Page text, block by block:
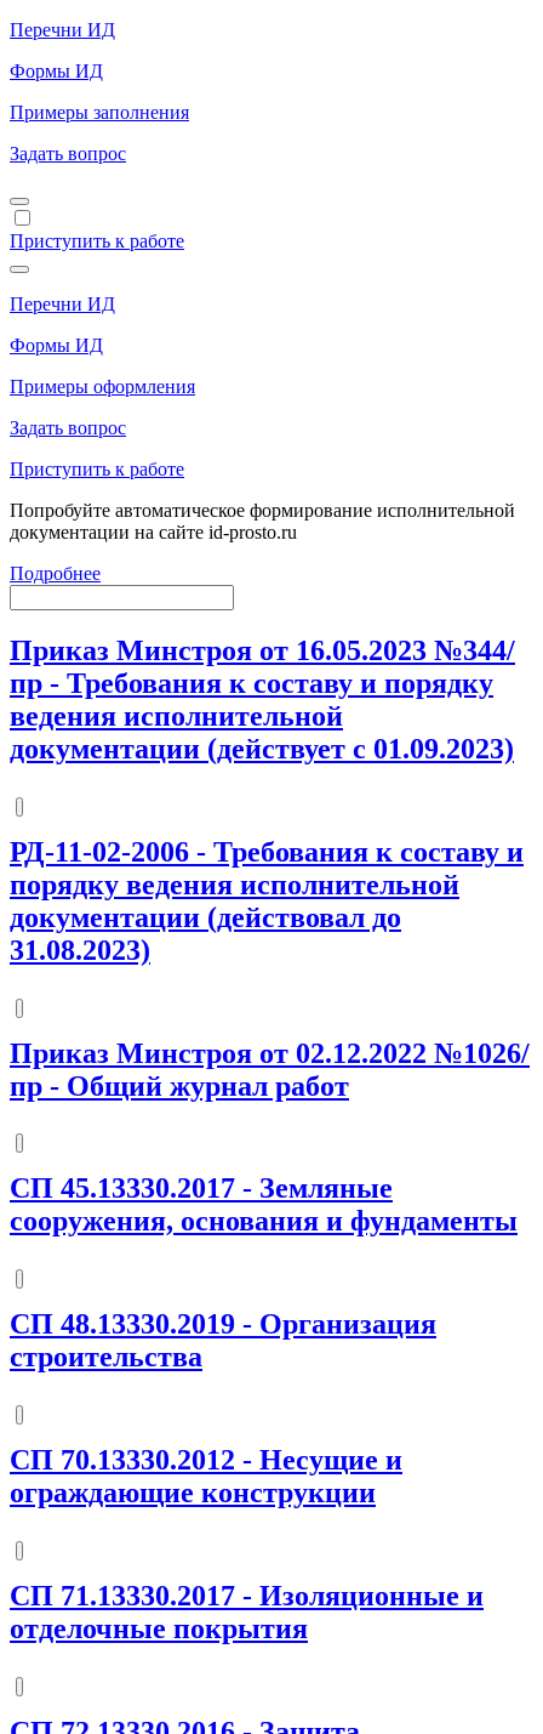
Перечни ИД
Формы ИД
Примеры заполнения
Задать вопрос
Приступить к работе
Перечни ИД
Формы ИД
Примеры оформления
Задать вопрос
Приступить к работе
Попробуйте автоматическое формирование исполнительной
документации на сайте id-prosto.ru
Подробнее
Приказ Минстроя от 16.05.2023 №344/
пр - Требования к составу и порядку
ведения исполнительной
документации (действует с 01.09.2023)
РД-11-02-2006 - Требования к составу и
порядку ведения исполнительной
документации (действовал до
31.08.2023)
Приказ Минстроя от 02.12.2022 №1026/
пр - Общий журнал работ
СП 45.13330.2017 - Земляные
сооружения, основания и фундаменты
СП 48.13330.2019 - Организация
строительства
СП 70.13330.2012 - Несущие и
ограждающие конструкции
СП 71.13330.2017 - Изоляционные и
отделочные покрытия